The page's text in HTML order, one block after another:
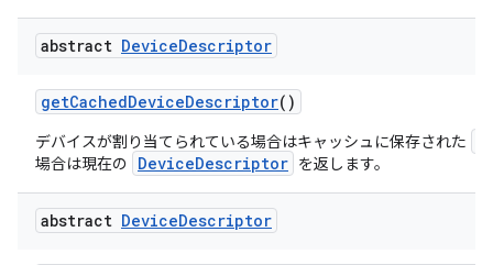
abstract DeviceDescriptor
getCachedDeviceDescriptor()
デバイスが割り当てられている場合はキャッシュに保存された
場合は現在の DeviceDescriptor を返します。
abstract DeviceDescriptor